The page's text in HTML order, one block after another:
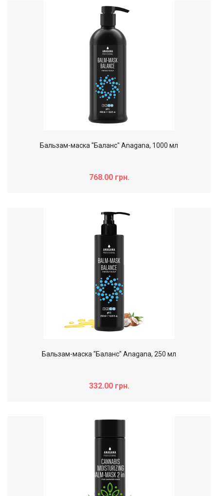
Бальзам-маска "Баланс" Anagana, 1000 мл
768.00 грн.
Бальзам-маска "Баланс" Anagana, 250 мл
332.00 грн.